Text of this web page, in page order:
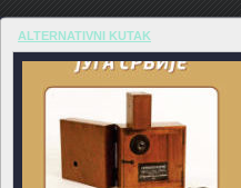
ALTERNATIVNI KUTAK